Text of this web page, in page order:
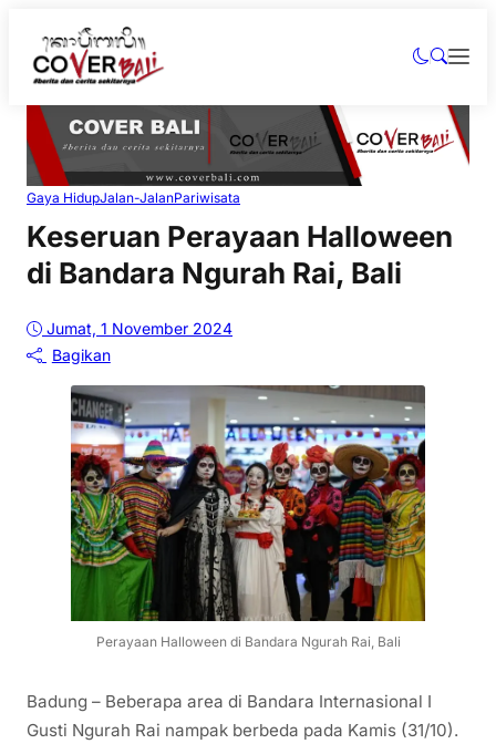
Gaya HidupJalan-JalanPariwisata
Keseruan Perayaan Halloween
di Bandara Ngurah Rai, Bali
Jumat, 1 November 2024
Bagikan
Perayaan Halloween di Bandara Ngurah Rai, Bali
Badung – Beberapa area di Bandara Internasional I
Gusti Ngurah Rai nampak berbeda pada Kamis (31/10).